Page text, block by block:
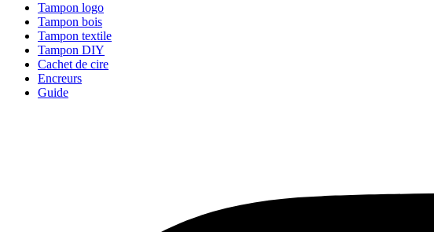
Tampon logo
Tampon bois
Tampon textile
Tampon DIY
Cachet de cire
Encreurs
Guide